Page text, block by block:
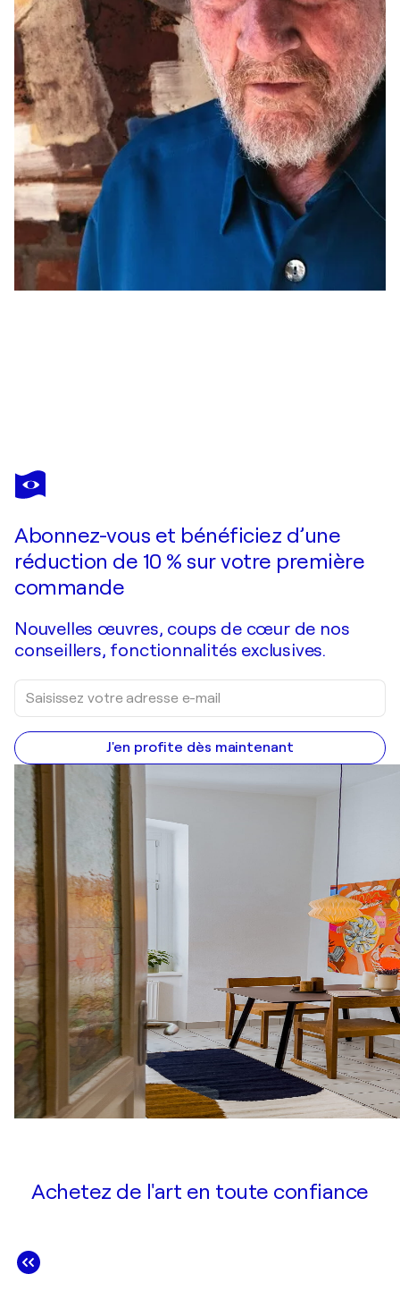
DIETER CRUMBIEGEL
"04/22"
Abonnez-vous et bénéficiez d’une
réduction de 10 % sur votre première
commande
Nouvelles œuvres, coups de cœur de nos
conseillers, fonctionnalités exclusives.
J'en profite dès maintenant
Achetez de l'art en toute confiance